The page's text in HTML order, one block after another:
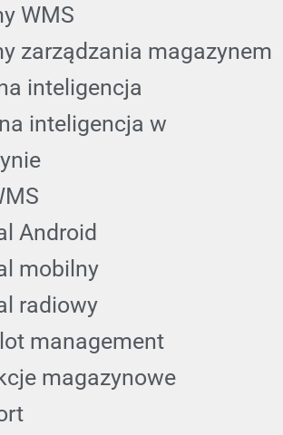
WMS
zarządzania magazynem
inteligencja
inteligencja w
Android
mobilny
radiowy
management
magazynowe